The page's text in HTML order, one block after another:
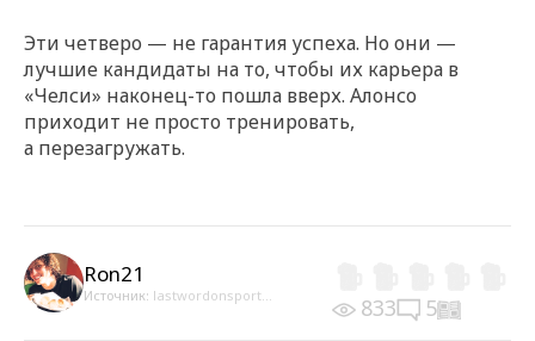
Эти четверо — не гарантия успеха. Но они —
лучшие кандидаты на то, чтобы их карьера в
«Челси» наконец-то пошла вверх. Алонсо
приходит не просто тренировать,
а перезагружать.
Ron21
Источник: lastwordonsport... 833 5